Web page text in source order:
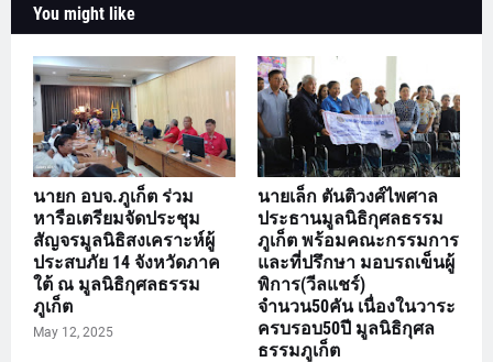
You might like
นายก อบจ.ภูเก็ต ร่วม
หารือเตรียมจัดประชุม
สัญจรมูลนิธิสงเคราะห์ผู้
ประสบภัย 14 จังหวัดภาค
ใต้ ณ มูลนิธิกุศลธรรม
ภูเก็ต
May 12, 2025
นายเล็ก ตันติวงศ์ไพศาล
ประธานมูลนิธิกุศลธรรม
ภูเก็ต พร้อมคณะกรรมการ
และที่ปรึกษา มอบรถเข็นผู้
พิการ(วีลแชร์)
จำนวน50คัน เนื่องในวาระ
ครบรอบ50ปี มูลนิธิกุศล
ธรรมภูเก็ต